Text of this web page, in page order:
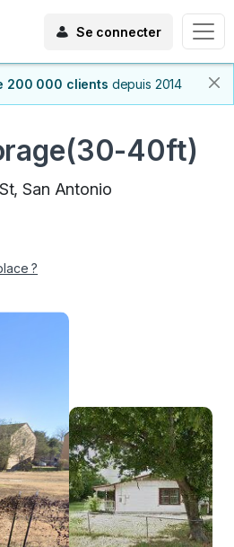
Se connecter
200 000 clients depuis 2014
40ft)
San Antonio
?